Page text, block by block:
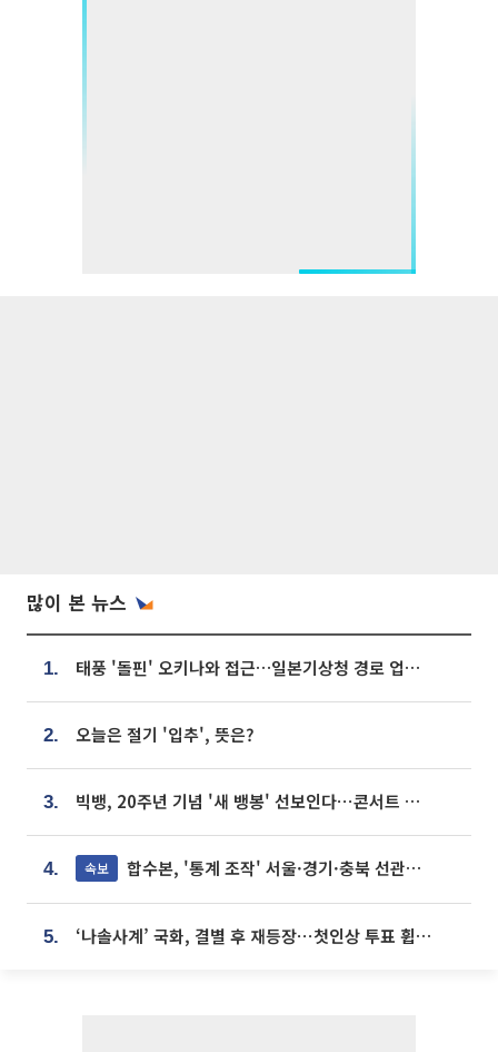
많이 본 뉴스
1. 태풍 '돌핀' 오키나와 접근…일본기상청 경로 업데이트
2. 오늘은 절기 '입추', 뜻은?
3. 빅뱅, 20주년 기념 '새 뱅봉' 선보인다⋯콘서트 앞두고 팝업 개최
4. 속보 합수본, '통계 조작' 서울·경기·충북 선관위 등 추가 압수수색
5. ‘나솔사계’ 국화, 결별 후 재등장⋯첫인상 투표 휩쓸고 ‘인기녀’ 등극